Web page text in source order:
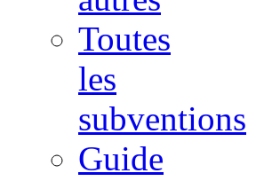
Toutes
les
subventions
Guide